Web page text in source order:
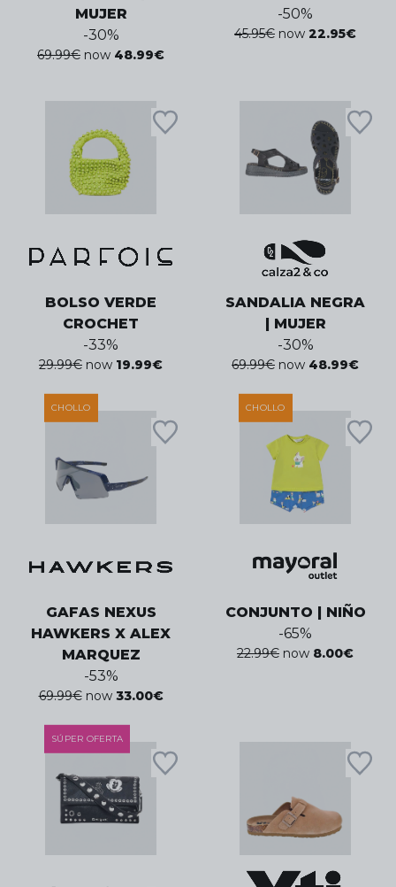
MUJER
-30%
69.99€ now 48.99€
-50%
45.95€ now 22.95€
BOLSO VERDE
CROCHET
-33%
29.99€ now 19.99€
SANDALIA NEGRA
| MUJER
-30%
69.99€ now 48.99€
CHOLLO
GAFAS NEXUS
HAWKERS X ALEX
MARQUEZ
-53%
69.99€ now 33.00€
CHOLLO
CONJUNTO | NIÑO
-65%
22.99€ now 8.00€
SÚPER OFERTA